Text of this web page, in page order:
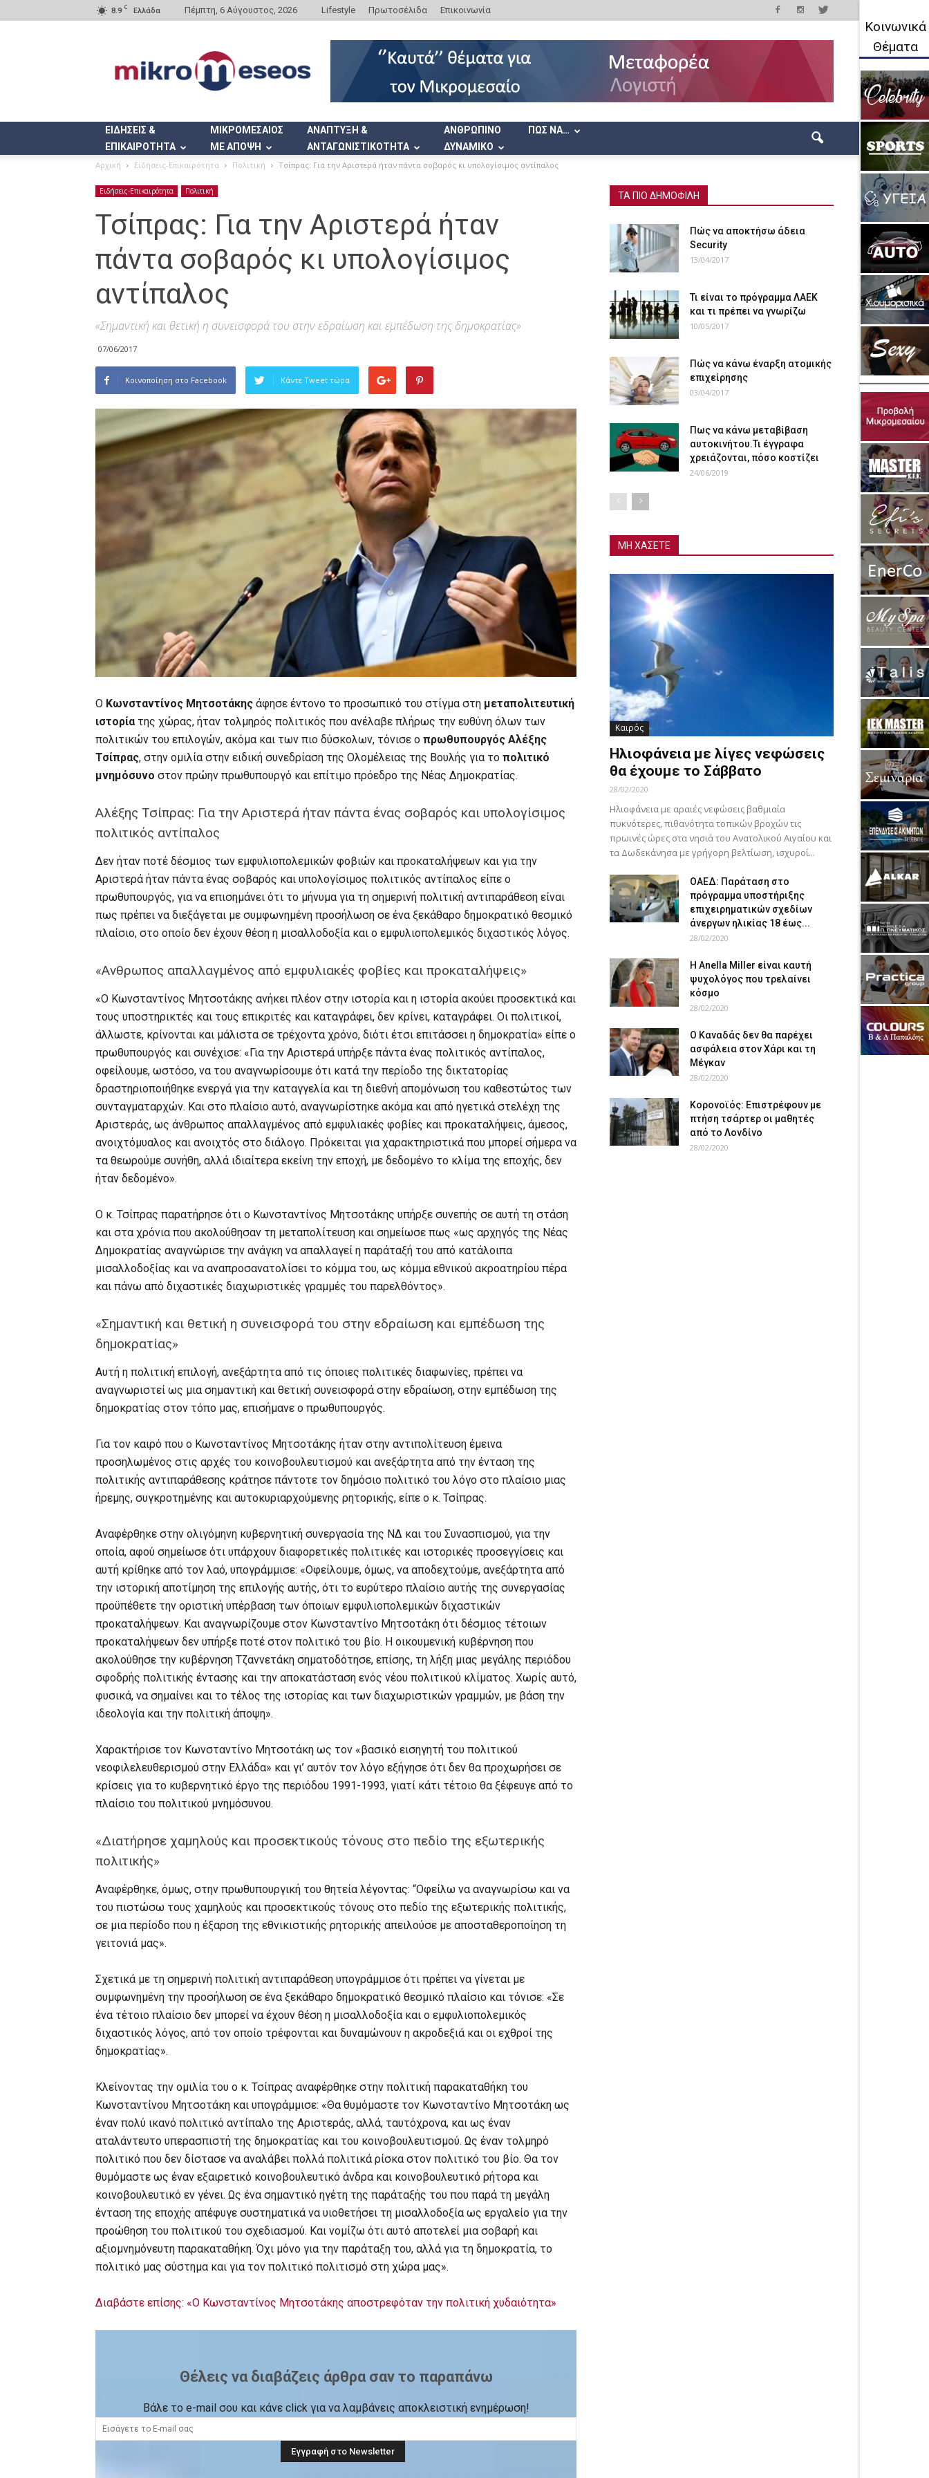
8.9 C Ελλάδα Πέμπτη, 6 Αύγουστος, 2026 Lifestyle Πρωτοσέλιδα Επικοινωνία
ΕΙΔΗΣΕΙΣ &
ΕΠΙΚΑΙΡΟΤΗΤΑ
ΜΙΚΡΟΜΕΣΑΙΟΣ
ΜΕ ΑΠΟΨΗ
ΑΝΑΠΤΥΞΗ &
ΑΝΤΑΓΩΝΙΣΤΙΚΟΤΗΤΑ
ΑΝΘΡΩΠΙΝΟ
ΔΥΝΑΜΙΚΟ
ΠΩΣ ΝΑ…
Αρχική Ειδήσεις-Επικαιρότητα Πολιτική Τσίπρας: Για την Αριστερά ήταν πάντα σοβαρός κι υπολογίσιμος αντίπαλος
Ειδήσεις-Επικαιρότητα Πολιτική
Τσίπρας: Για την Αριστερά ήταν
πάντα σοβαρός κι υπολογίσιμος
αντίπαλος
«Σημαντική και θετική η συνεισφορά του στην εδραίωση και εμπέδωση της δημοκρατίας»
07/06/2017
Κοινοποίηση στο Facebook Κάντε Tweet τώρα
Ο Κωνσταντίνος Μητσοτάκης άφησε έντονο το προσωπικό του στίγμα στη μεταπολιτευτική
ιστορίατης χώρας, ήταν τολμηρός πολιτικός που ανέλαβε πλήρως την ευθύνη όλων των
πολιτικών του επιλογών, ακόμα και των πιο δύσκολων, τόνισε ο πρωθυπουργός Αλέξης
Τσίπρας, στην ομιλία στην ειδική συνεδρίαση της Ολομέλειας της Βουλής για το πολιτικό
μνημόσυνο στον πρώην πρωθυπουργό και επίτιμο πρόεδρο της Νέας Δημοκρατίας.
Αλέξης Τσίπρας: Για την Αριστερά ήταν πάντα ένας σοβαρός και υπολογίσιμος
πολιτικός αντίπαλος
Δεν ήταν ποτέ δέσμιος των εμφυλιοπολεμικών φοβιών και προκαταλήψεων και για την
Αριστερά ήταν πάντα ένας σοβαρός και υπολογίσιμος πολιτικός αντίπαλος είπε o
πρωθυπουργός, για να επισημάνει ότι το μήνυμα για τη σημερινή πολιτική αντιπαράθεση είναι
πως πρέπει να διεξάγεται με συμφωνημένη προσήλωση σε ένα ξεκάθαρο δημοκρατικό θεσμικό
πλαίσιο, στο οποίο δεν έχουν θέση η μισαλλοδοξία και ο εμφυλιοπολεμικός διχαστικός λόγος.
«Ανθρωπος απαλλαγμένος από εμφυλιακές φοβίες και προκαταλήψεις»
«Ο Κωνσταντίνος Μητσοτάκης ανήκει πλέον στην ιστορία και η ιστορία ακούει προσεκτικά και
τους υποστηρικτές και τους επικριτές και καταγράφει, δεν κρίνει, καταγράφει. Οι πολιτικοί,
άλλωστε, κρίνονται και μάλιστα σε τρέχοντα χρόνο, διότι έτσι επιτάσσει η δημοκρατία» είπε ο
πρωθυπουργός και συνέχισε: «Για την Αριστερά υπήρξε πάντα ένας πολιτικός αντίπαλος,
οφείλουμε, ωστόσο, να του αναγνωρίσουμε ότι κατά την περίοδο της δικτατορίας
δραστηριοποιήθηκε ενεργά για την καταγγελία και τη διεθνή απομόνωση του καθεστώτος των
συνταγματαρχών. Και στο πλαίσιο αυτό, αναγνωρίστηκε ακόμα και από ηγετικά στελέχη της
Αριστεράς, ως άνθρωπος απαλλαγμένος από εμφυλιακές φοβίες και προκαταλήψεις, άμεσος,
ανοιχτόμυαλος και ανοιχτός στο διάλογο. Πρόκειται για χαρακτηριστικά που μπορεί σήμερα να
τα θεωρούμε συνήθη, αλλά ιδιαίτερα εκείνη την εποχή, με δεδομένο το κλίμα της εποχής, δεν
ήταν δεδομένο».
Ο κ. Τσίπρας παρατήρησε ότι ο Κωνσταντίνος Μητσοτάκης υπήρξε συνεπής σε αυτή τη στάση
και στα χρόνια που ακολούθησαν τη μεταπολίτευση και σημείωσε πως «ως αρχηγός της Νέας
Δημοκρατίας αναγνώρισε την ανάγκη να απαλλαγεί η παράταξή του από κατάλοιπα
μισαλλοδοξίας και να αναπροσανατολίσει το κόμμα του, ως κόμμα εθνικού ακροατηρίου πέρα
και πάνω από διχαστικές διαχωριστικές γραμμές του παρελθόντος».
«Σημαντική και θετική η συνεισφορά του στην εδραίωση και εμπέδωση της
δημοκρατίας»
Αυτή η πολιτική επιλογή, ανεξάρτητα από τις όποιες πολιτικές διαφωνίες, πρέπει να
αναγνωριστεί ως μια σημαντική και θετική συνεισφορά στην εδραίωση, στην εμπέδωση της
δημοκρατίας στον τόπο μας, επισήμανε ο πρωθυπουργός.
Για τον καιρό που ο Κωνσταντίνος Μητσοτάκης ήταν στην αντιπολίτευση έμεινα
προσηλωμένος στις αρχές του κοινοβουλευτισμού και ανεξάρτητα από την ένταση της
πολιτικής αντιπαράθεσης κράτησε πάντοτε τον δημόσιο πολιτικό του λόγο στο πλαίσιο μιας
ήρεμης, συγκροτημένης και αυτοκυριαρχούμενης ρητορικής, είπε ο κ. Τσίπρας.
Αναφέρθηκε στην ολιγόμηνη κυβερνητική συνεργασία της ΝΔ και του Συνασπισμού, για την
οποία, αφού σημείωσε ότι υπάρχουν διαφορετικές πολιτικές και ιστορικές προσεγγίσεις και
αυτή κρίθηκε από τον λαό, υπογράμμισε: «Οφείλουμε, όμως, να αποδεχτούμε, ανεξάρτητα από
την ιστορική αποτίμηση της επιλογής αυτής, ότι το ευρύτερο πλαίσιο αυτής της συνεργασίας
προϋπέθετε την οριστική υπέρβαση των όποιων εμφυλιοπολεμικών διχαστικών
προκαταλήψεων. Και αναγνωρίζουμε στον Κωνσταντίνο Μητσοτάκη ότι δέσμιος τέτοιων
προκαταλήψεων δεν υπήρξε ποτέ στον πολιτικό του βίο. Η οικουμενική κυβέρνηση που
ακολούθησε την κυβέρνηση Τζαννετάκη σηματοδότησε, επίσης, τη λήξη μιας μεγάλης περιόδου
σφοδρής πολιτικής έντασης και την αποκατάσταση ενός νέου πολιτικού κλίματος. Χωρίς αυτό,
φυσικά, να σημαίνει και το τέλος της ιστορίας και των διαχωριστικών γραμμών, με βάση την
ιδεολογία και την πολιτική άποψη».
Χαρακτήρισε τον Κωνσταντίνο Μητσοτάκη ως τον «βασικό εισηγητή του πολιτικού
νεοφιλελευθερισμού στην Ελλάδα» και γι’ αυτόν τον λόγο εξήγησε ότι δεν θα προχωρήσει σε
κρίσεις για το κυβερνητικό έργο της περιόδου 1991-1993, γιατί κάτι τέτοιο θα ξέφευγε από το
πλαίσιο του πολιτικού μνημόσυνου.
«Διατήρησε χαμηλούς και προσεκτικούς τόνους στο πεδίο της εξωτερικής
πολιτικής»
Αναφέρθηκε, όμως, στην πρωθυπουργική του θητεία λέγοντας: “Οφείλω να αναγνωρίσω και να
του πιστώσω τους χαμηλούς και προσεκτικούς τόνους στο πεδίο της εξωτερικής πολιτικής,
σε μια περίοδο που η έξαρση της εθνικιστικής ρητορικής απειλούσε με αποσταθεροποίηση τη
γειτονιά μας».
Σχετικά με τη σημερινή πολιτική αντιπαράθεση υπογράμμισε ότι πρέπει να γίνεται με
συμφωνημένη την προσήλωση σε ένα ξεκάθαρο δημοκρατικό θεσμικό πλαίσιο και τόνισε: «Σε
ένα τέτοιο πλαίσιο δεν μπορεί να έχουν θέση η μισαλλοδοξία και ο εμφυλιοπολεμικός
διχαστικός λόγος, από τον οποίο τρέφονται και δυναμώνουν η ακροδεξιά και οι εχθροί της
δημοκρατίας».
Κλείνοντας την ομιλία του ο κ. Τσίπρας αναφέρθηκε στην πολιτική παρακαταθήκη του
Κωνσταντίνου Μητσοτάκη και υπογράμμισε: «Θα θυμόμαστε τον Κωνσταντίνο Μητσοτάκη ως
έναν πολύ ικανό πολιτικό αντίπαλο της Αριστεράς, αλλά, ταυτόχρονα, και ως έναν
αταλάντευτο υπερασπιστή της δημοκρατίας και του κοινοβουλευτισμού. Ως έναν τολμηρό
πολιτικό που δεν δίστασε να αναλάβει πολλά πολιτικά ρίσκα στον πολιτικό του βίο. Θα τον
θυμόμαστε ως έναν εξαιρετικό κοινοβουλευτικό άνδρα και κοινοβουλευτικό ρήτορα και
κοινοβουλευτικό εν γένει. Ως ένα σημαντικό ηγέτη της παράταξής του που παρά τη μεγάλη
ένταση της εποχής απέφυγε συστηματικά να υιοθετήσει τη μισαλλοδοξία ως εργαλείο για την
προώθηση του πολιτικού του σχεδιασμού. Και νομίζω ότι αυτό αποτελεί μια σοβαρή και
αξιομνημόνευτη παρακαταθήκη. Όχι μόνο για την παράταξη του, αλλά για τη δημοκρατία, το
πολιτικό μας σύστημα και για τον πολιτικό πολιτισμό στη χώρα μας».
Διαβάστε επίσης: «Ο Κωνσταντίνος Μητσοτάκης αποστρεφόταν την πολιτική χυδαιότητα»
Θέλεις να διαβάζεις άρθρα σαν το παραπάνω
Βάλε το e-mail σου και κάνε click για να λαμβάνεις αποκλειστική ενημέρωση!
ΤΑ ΠΙΟ ΔΗΜΟΦΙΛΗ
Πώς να αποκτήσω άδεια
Security
13/04/2017
Τι είναι το πρόγραμμα ΛΑΕΚ
και τι πρέπει να γνωρίζω
10/05/2017
Πώς να κάνω έναρξη ατομικής
επιχείρησης
03/04/2017
Πως να κάνω μεταβίβαση
αυτοκινήτου.Τι έγγραφα
χρειάζονται, πόσο κοστίζει
24/06/2019
ΜΗ ΧΑΣΕΤΕ
Καιρός
Ηλιοφάνεια με λίγες νεφώσεις
θα έχουμε το Σάββατο
28/02/2020
Ηλιοφάνεια με αραιές νεφώσεις βαθμιαία
πυκνότερες, πιθανότητα τοπικών βροχών τις
πρωινές ώρες στα νησιά του Ανατολικού Αιγαίου και
τα Δωδεκάνησα με γρήγορη βελτίωση, ισχυροί...
ΟΑΕΔ: Παράταση στο
πρόγραμμα υποστήριξης
επιχειρηματικών σχεδίων
άνεργων ηλικίας 18 έως...
28/02/2020
Η Anella Miller είναι καυτή
ψυχολόγος που τρελαίνει
κόσμο
28/02/2020
Ο Καναδάς δεν θα παρέχει
ασφάλεια στον Χάρι και τη
Μέγκαν
28/02/2020
Κορονοϊός: Επιστρέφουν με
πτήση τσάρτερ οι μαθητές
από το Λονδίνο
28/02/2020
Κοινωνικά
Θέματα